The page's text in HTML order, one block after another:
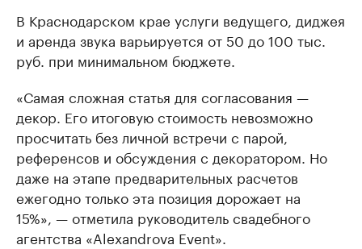
В Краснодарском крае услуги ведущего, диджея
и аренда звука варьируется от 50 до 100 тыс.
руб. при минимальном бюджете.
«Самая сложная статья для согласования —
декор. Его итоговую стоимость невозможно
просчитать без личной встречи с парой,
референсов и обсуждения с декоратором. Но
даже на этапе предварительных расчетов
ежегодно только эта позиция дорожает на
15%», — отметила руководитель свадебного
агентства «Alexandrova Event».